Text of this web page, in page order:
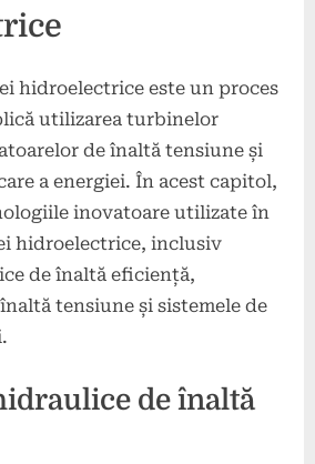
hidroelectrice este un proces
utilizarea turbinelor
de înaltă tensiune și
a energiei. În acest capitol,
inovatoare utilizate în
hidroelectrice, inclusiv
de înaltă eficiență,
tensiune și sistemele de
de înaltă